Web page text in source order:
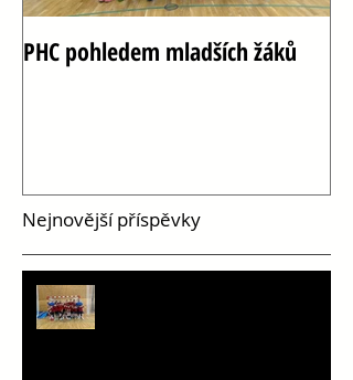
PHC pohledem mladších žáků
Nejnovější příspěvky